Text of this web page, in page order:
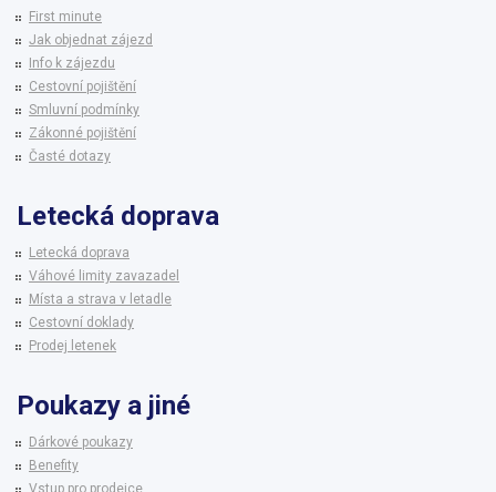
First minute
Jak objednat zájezd
Info k zájezdu
Cestovní pojištění
Smluvní podmínky
Zákonné pojištění
Časté dotazy
Letecká doprava
Letecká doprava
Váhové limity zavazadel
Místa a strava v letadle
Cestovní doklady
Prodej letenek
Poukazy a jiné
Dárkové poukazy
Benefity
Vstup pro prodejce